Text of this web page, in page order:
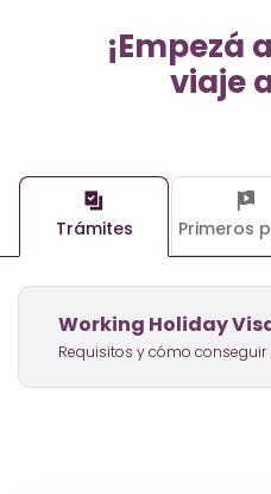
¡Empezá
viaje
Trámites Primeros
Working Holiday
Requisitos y cómo conseguir